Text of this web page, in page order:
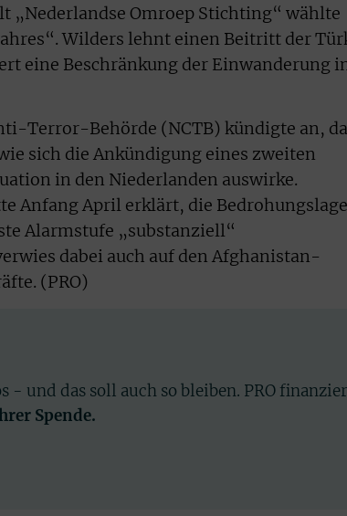
Omroep Stichting“ wählte
Wilders lehnt einen Beitritt der
eine Beschränkung der Einwanderung
Terror-Behörde (NCTB) kündigte an,
sich die Ankündigung eines zweiten
in den Niederlanden auswirke.
Anfang April erklärt, die Bedrohungslage
Alarmstufe „substanziell“
dabei auch auf den Afghanistan-
(PRO)
und das soll auch so bleiben. PRO
Spende.